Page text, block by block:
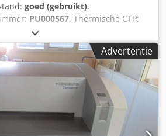
goed (gebruikt),
PU000567, Thermische CTP:
Externe trommel
DCL 106: Twee platen met
PST 480 B Plaatstapelaar
Dmqepfx Acdoa
uur in max. formaat) : 12 platen/uur
x 323 mm Maks. Plaatformaat : 930
0,15 - 0,3 mm De technische
afhankelijk van het werk, de
eventuele andere factoren.
Advertentie